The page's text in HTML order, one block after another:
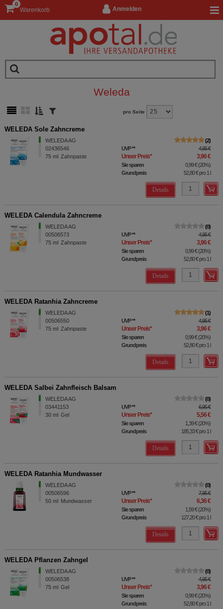
Anmelden
Warenkorb
0
Weleda
pro Seite
WELEDA Sole Zahncreme
WELEDA AG
02436546
75 ml Zahnpaste
2
UVP** 4,95 €
Unser Preis* 3,96 €
Sie sparen 0,99 €(20%)
Grundpreis
52,80 €pro 1 l
Details
WELEDA Calendula Zahncreme
WELEDA AG
00506573
75 ml Zahnpaste
0
UVP** 4,95 €
Unser Preis* 3,96 €
Sie sparen 0,99 €(20%)
Grundpreis
52,80 €pro 1 l
Details
WELEDA Ratanhia Zahncreme
WELEDA AG
00506550
75 ml Zahnpaste
1
UVP** 4,95 €
Unser Preis* 3,96 €
Sie sparen 0,99 €(20%)
Grundpreis
52,80 €pro 1 l
Details
WELEDA Salbei Zahnfleisch Balsam
WELEDA AG
03441153
30 ml Gel
0
UVP** 6,95 €
Unser Preis* 5,56 €
Sie sparen 1,39 €(20%)
Grundpreis
185,33 €pro 1 l
Details
WELEDA Ratanhia Mundwasser
WELEDA AG
00506596
50 ml Mundwasser
0
UVP** 7,95 €
Unser Preis* 6,36 €
Sie sparen 1,59 €(20%)
Grundpreis
127,20 €pro 1 l
Details
WELEDA Pflanzen Zahngel
WELEDA AG
00506538
75 ml Gel
0
UVP** 4,95 €
Unser Preis* 3,96 €
Sie sparen 0,99 €(20%)
Grundpreis
52,80 €pro 1 l